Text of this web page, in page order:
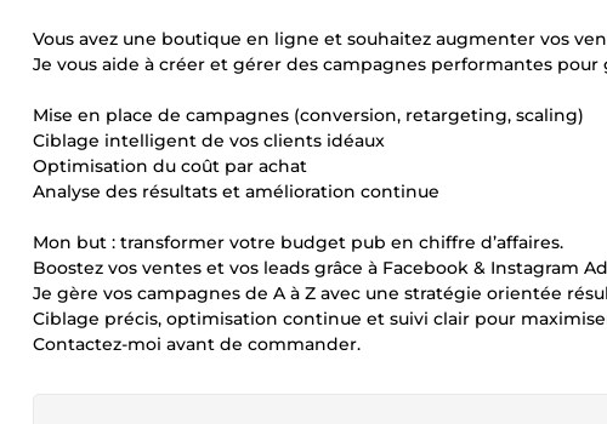
Vous avez une boutique en ligne et souhaitez augmenter vos
Je vous aide à créer et gérer des campagnes performantes
Mise en place de campagnes (conversion, retargeting, scaling)
Ciblage intelligent de vos clients idéaux
Optimisation du coût par achat
Analyse des résultats et amélioration continue
Mon but : transformer votre budget pub en chiffre d’affaires.
Boostez vos ventes et vos leads grâce à Facebook & Instagram
Je gère vos campagnes de A à Z avec une stratégie orientée
Ciblage précis, optimisation continue et suivi clair pour
Contactez-moi avant de commander.